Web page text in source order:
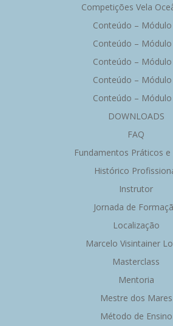
Competições Vela
Conteúdo – Módulo
Conteúdo – Módulo
Conteúdo – Módulo
Conteúdo –
Conteúdo – Módulo
DOWNLOADS
FAQ
Fundamentos Práticos e
Histórico
Instrutor
Jornada de
Localização
Marcelo Visintainer
Masterclass
Mentoria
Mestre dos Mares
Método de Ensino